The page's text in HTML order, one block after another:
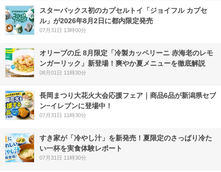
スターバックス初のカプセルトイ「ジョイフル カプセ
ル」が2026年8月2日に都内限定発売
07月31日 13時00分
オリーブの丘 8月限定「冷製カッペリーニ 赤海老のレモ
ンガーリック」新登場！爽やか夏メニューを徹底解説
08月01日 11時30分
長岡まつり大花火大会応援フェア｜商品6品が新潟県セブ
ン−イレブンに登場中！
07月31日 11時30分
すき家が「冷やし汁」を新発売！夏限定のさっぱり冷た
い一杯を実食体験レポート
07月31日 11時30分